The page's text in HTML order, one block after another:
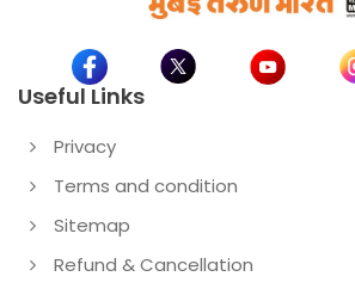
Useful Links
Privacy
Terms and condition
Sitemap
Refund & Cancellation